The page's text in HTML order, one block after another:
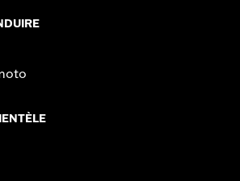
ou l'utilisation en Californie sur les
des amendes et des pénalités